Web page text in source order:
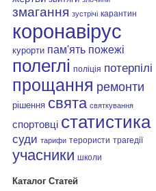
змагання зустрічі карантин
коронавірус
курорти пам'ять пожежі
полеглі поліція потерпілі
прощання ремонти
рішення свята святкування
спортовці статистика
суди тарифи терористи трагедії
учасники школи
Каталог Статей